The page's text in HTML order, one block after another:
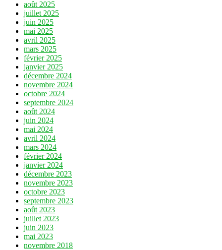
août 2025
juillet 2025
juin 2025
mai 2025
avril 2025
mars 2025
février 2025
janvier 2025
décembre 2024
novembre 2024
octobre 2024
septembre 2024
août 2024
juin 2024
mai 2024
avril 2024
mars 2024
février 2024
janvier 2024
décembre 2023
novembre 2023
octobre 2023
septembre 2023
août 2023
juillet 2023
juin 2023
mai 2023
novembre 2018